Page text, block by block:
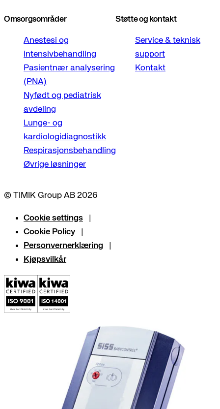
Omsorgsområder
Anestesi og
intensivbehandling
Pasientnær analysering
(PNA)
Nyfødt og pediatrisk
avdeling
Lunge- og
kardiologidiagnostikk
Respirasjonsbehandling
Øvrige løsninger
Støtte og kontakt
Service & teknisk
support
Kontakt
© TIMIK Group AB 2026
Cookie settings
Cookie Policy
Personvernerklæring
Kjøpsvilkår